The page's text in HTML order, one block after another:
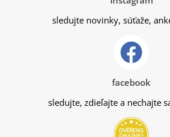
sledujte novinky, súťaže,
facebook
sledujte, zdieľajte a nechajte